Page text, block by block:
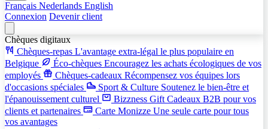
Français Nederlands English
Connexion Devenir client
Chèques digitaux
Chèques-repas L'avantage extra-légal le plus populaire en
Belgique
Éco-chèques Encouragez les achats écologiques de vos
employés
Chèques-cadeaux Récompensez vos équipes lors
d'occasions spéciales
Sport & Culture Soutenez le bien-être et
l'épanouissement culturel
Bizzness Gift Cadeaux B2B pour vos
clients et partenaires
Carte Monizze Une seule carte pour tous
vos avantages